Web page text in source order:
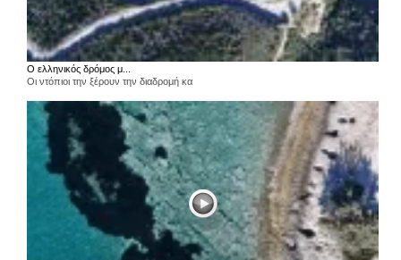
Ο ελληνικός δρόμος μ...
Οι ντόπιοι την ξέρουν την διαδρομή κα